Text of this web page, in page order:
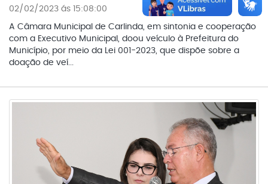
02/02/2023 ás 15:08:00
A Câmara Municipal de Carlinda, em sintonia e cooperação
com a Executivo Municipal, doou veículo à Prefeitura do
Município, por meio da Lei 001-2023, que dispõe sobre a
doação de veí...